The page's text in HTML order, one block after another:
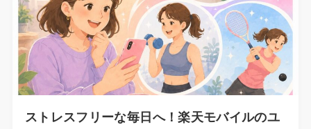
ストレスフリーな毎日へ！楽天モバイルのユ